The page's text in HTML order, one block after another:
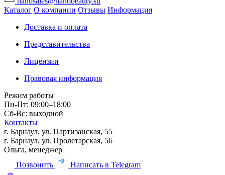
Каталог О компании Отзывы Информация
Доставка и оплата
Представительства
Лицензии
Правовая информация
Режим работы
Пн-Пт: 09:00–18:00
Сб-Вс: выходной
Контакты
г. Барнаул, ул. Партизанская, 55
г. Барнаул, ул. Пролетарская, 56
Ольга, менеджер
Позвонить
Написать в Telegram